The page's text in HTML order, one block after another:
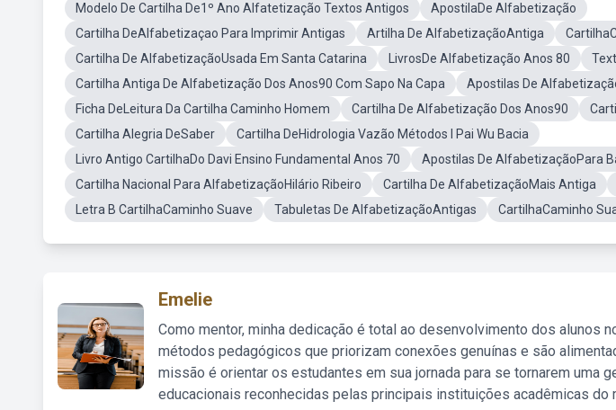
Modelo De Cartilha De1º Ano Alfatetização Textos Antigos
ApostilaDe Alfabetização
Cartilha DeAlfabetizaçao Para Imprimir Antigas
Artilha De AlfabetizaçãoAntiga
Cartilha De AlfabetizaçãoUsada Em Santa Catarina
LivrosDe Alfabetização Anos 80
Cartilha Antiga De Alfabetização Dos Anos90 Com Sapo Na Capa
Apostilas De
Ficha DeLeitura Da Cartilha Caminho Homem
Cartilha De Alfabetização Dos Anos90
Cartilha Alegria DeSaber
Cartilha DeHidrologia Vazão Métodos I Pai Wu Bacia
Livro Antigo CartilhaDo Davi Ensino Fundamental Anos 70
Apostilas De AlfabetizaçãoPara
Cartilha Nacional Para AlfabetizaçãoHilário Ribeiro
Cartilha De AlfabetizaçãoMais Antiga
Letra B CartilhaCaminho Suave
Tabuletas De AlfabetizaçãoAntigas CartilhaCaminho
Emelie
Como mentor, minha dedicação é total ao desenvolvimento dos alunos
métodos pedagógicos que priorizam conexões genuínas e são
missão é orientar os estudantes em sua jornada para se tornarem uma
educacionais reconhecidas pelas principais instituições acadêmicas do